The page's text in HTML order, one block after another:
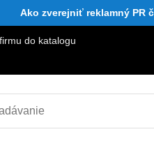
Ako zverejniť reklamný PR
do katalogu